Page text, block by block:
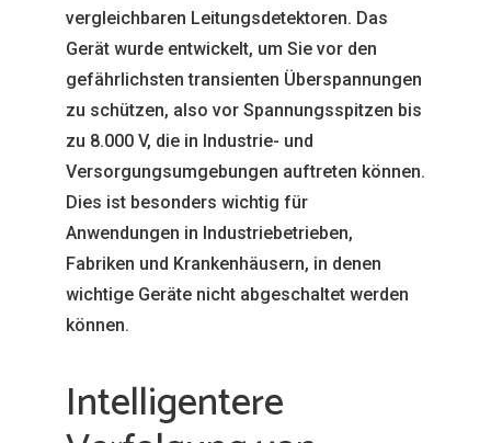
vergleichbaren Leitungsdetektoren. Das
Gerät wurde entwickelt, um Sie vor den
gefährlichsten transienten Überspannungen
zu schützen, also vor Spannungsspitzen bis
zu 8.000 V, die in Industrie- und
Versorgungsumgebungen auftreten können.
Dies ist besonders wichtig für
Anwendungen in Industriebetrieben,
Fabriken und Krankenhäusern, in denen
wichtige Geräte nicht abgeschaltet werden
können.
Intelligentere